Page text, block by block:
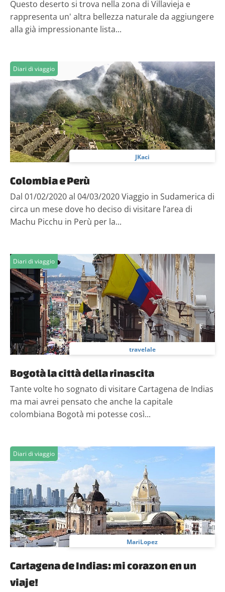
Questo deserto si trova nella zona di Villavieja e
rappresenta un' altra bellezza naturale da aggiungere
alla già impressionante lista...
Diari di viaggio
JKaci
Colombia e Perù
Dal 01/02/2020 al 04/03/2020 Viaggio in Sudamerica di
circa un mese dove ho deciso di visitare l’area di
Machu Picchu in Perù per la...
Diari di viaggio
travelale
Bogotà la città della rinascita
Tante volte ho sognato di visitare Cartagena de Indias
ma mai avrei pensato che anche la capitale
colombiana Bogotà mi potesse così...
Diari di viaggio
MariLopez
Cartagena de Indias: mi corazon en un
viaje!